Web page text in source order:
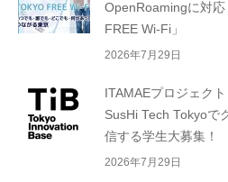
OpenRoamingに対
FREE Wi-Fi」
2026年7月29日
ITAMAEプロジェク
SusHi Tech Tokyoで
信する学生大募集！
2026年7月29日